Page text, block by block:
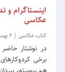
اینستاگرام
عکاسی
کتاب عکاسی |6 بهمن 1397
در نوشتار حاضر
برخی